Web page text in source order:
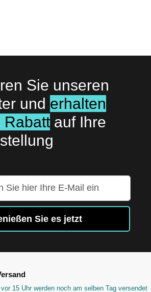
Sie unseren
und erhalten
Rabatt auf Ihre
Sie es jetzt
15 Uhr werden noch am selben Tag versendet